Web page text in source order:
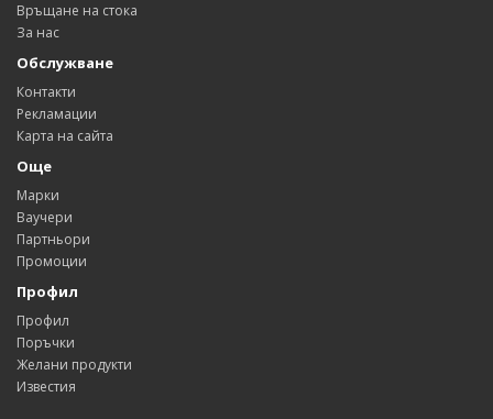
Връщане на стока
За нас
Обслужване
Контакти
Рекламации
Карта на сайта
Още
Марки
Ваучери
Партньори
Промоции
Профил
Профил
Поръчки
Желани продукти
Известия